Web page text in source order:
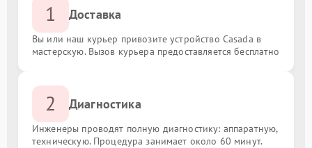
1 Доставка
Вы или наш курьер привозите устройство Casada в
мастерскую. Вызов курьера предоставляется бесплатно
2 Диагностика
Инженеры проводят полную диагностику: аппаратную,
техническую. Процедура занимает около 60 минут.